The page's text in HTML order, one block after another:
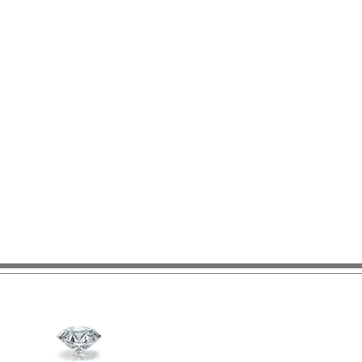
PARTICIPANTES